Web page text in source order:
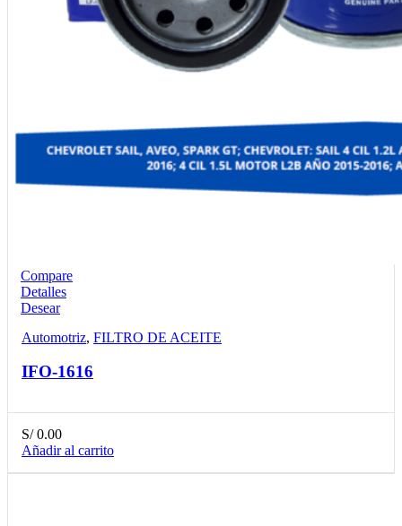
Compare
Detalles
Desear
Automotriz, FILTRO DE ACEITE
IFO-1616
S/0.00
Añadir al carrito